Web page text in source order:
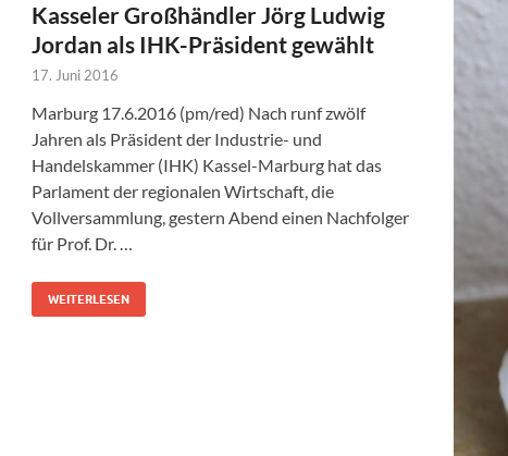
Kasseler Großhändler Jörg Ludwig
Jordan als IHK-Präsident gewählt
17. Juni 2016
Marburg 17.6.2016 (pm/red) Nach runf zwölf
Jahren als Präsident der Industrie- und
Handelskammer (IHK) Kassel-Marburg hat das
Parlament der regionalen Wirtschaft, die
Vollversammlung, gestern Abend einen Nachfolger
für Prof. Dr. …
WEITERLESEN